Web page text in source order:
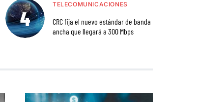
TELECOMUNICACIONES
CRC fija el nuevo estándar de banda
ancha que llegará a 300 Mbps